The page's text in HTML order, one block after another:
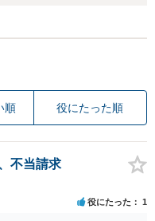
順 役にたった順
不当請求
役にたった 1